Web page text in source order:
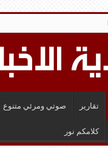
تقارير صوتي ومرئي متنوع
كلامكم نور